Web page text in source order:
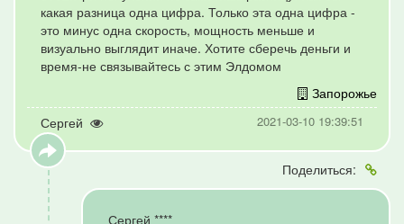
какая разница одна цифра. Только эта одна цифра -
это минус одна скорость, мощность меньше и
визуально выглядит иначе. Хотите сберечь деньги и
время-не связывайтесь с этим Элдомом
Запорожье
Сергей
2021-03-10 19:39:51
Поделиться:
Сергей ****